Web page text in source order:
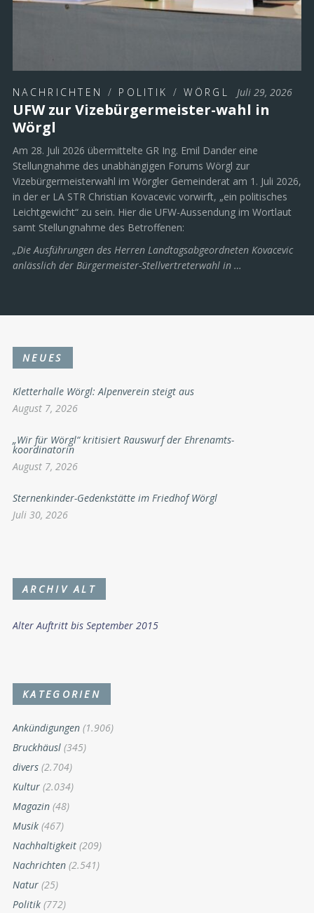
NACHRICHTEN / POLITIK /WÖRGL Juli 29, 2026
UFW zur Vizebürgermeister-wahl in
Wörgl
Am 28. Juli 2026 übermittelte GR Ing. Emil Dander eine
Stellungnahme des unabhängigen Forums Wörgl zur
Vizebürgermeisterwahl im Wörgler Gemeinderat am 1. Juli 2026,
in der er LA STR Christian Kovacevic vorwirft, „ein politisches
Leichtgewicht“ zu sein. Hier die UFW-Aussendung im Wortlaut
samt Stellungnahme des Betroffenen:
„Die Ausführungen des Herren Landtagsabgeordneten Kovacevic
anlässlich der Bürgermeister-Stellvertreterwahl in …
NEUES
Kletterhalle Wörgl: Alpenverein steigt aus
August 7, 2026
„Wir für Wörgl“ kritisiert Rauswurf der Ehrenamts-
koordinatorin
August 7, 2026
Sternenkinder-Gedenkstätte im Friedhof Wörgl
Juli 30, 2026
ARCHIV ALT
Alter Auftritt bis September 2015
KATEGORIEN
Ankündigungen (1.906)
Bruckhäusl (345)
divers (2.704)
Kultur (2.034)
Magazin (48)
Musik (467)
Nachhaltigkeit (209)
Nachrichten (2.541)
Natur (25)
Politik (772)